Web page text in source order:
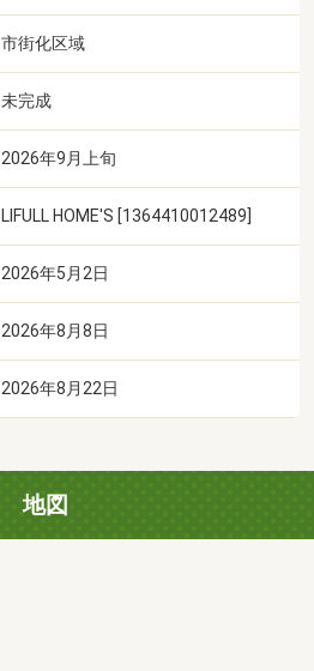
市街化区域
未完成
2026年9月上旬
LIFULL HOME'S [1364410012489]
2026年5月2日
2026年8月8日
2026年8月22日
地図